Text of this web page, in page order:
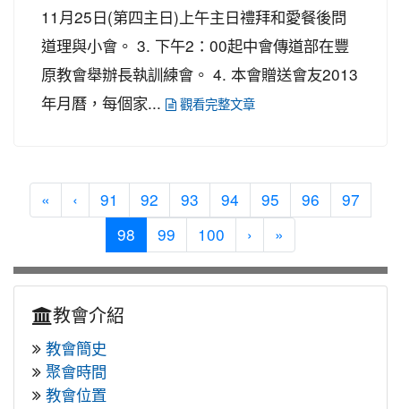
11月25日(第四主日)上午主日禮拜和愛餐後問
道理與小會。 3. 下午2：00起中會傳道部在豐
原教會舉辦長執訓練會。 4. 本會贈送會友2013
年月曆，每個家...
觀看完整文章
« ‹ 91 92 93 94 95 96 97
98(current)
99 100 › »
教會介紹
教會簡史
聚會時間
教會位置